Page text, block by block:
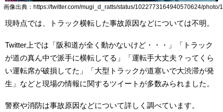
画像出典：https://twitter.com/mugi_d_ratts/status/1022773164940570624/photo/1
現時点では、トラック横転した事故原因などについては不明。
Twitter上では「阪和道が全く動かないけど・・・」「トラック
が道の真ん中で派手に横転してる」「運転手大丈夫？ってくら
い運転席が破損してた」「大型トラックが道塞いで大渋滞が発
生」などと現場の情報に関するツイートが多数みられました。
警察や消防は事故原因などについて詳しく調べています。